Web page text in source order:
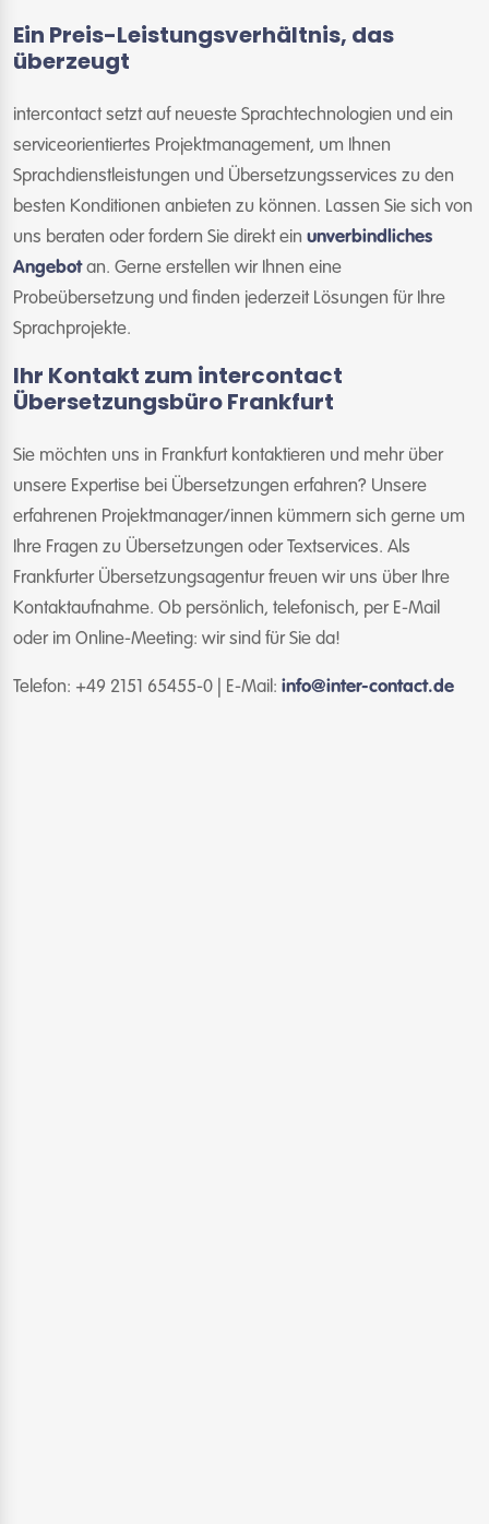
Ein Preis-Leistungsverhältnis, das
überzeugt
intercontact setzt auf neueste Sprachtechnologien und ein
serviceorientiertes Projektmanagement, um Ihnen
Sprachdienstleistungen und Übersetzungsservices zu den
besten Konditionen anbieten zu können. Lassen Sie sich von
uns beraten oder fordern Sie direkt ein unverbindliches
Angebotan. Gerne erstellen wir Ihnen eine
Probeübersetzung und finden jederzeit Lösungen für Ihre
Sprachprojekte.
Ihr Kontakt zum intercontact
Übersetzungsbüro Frankfurt
Sie möchten uns in Frankfurt kontaktieren und mehr über
unsere Expertise bei Übersetzungen erfahren? Unsere
erfahrenen Projektmanager/innen kümmern sich gerne um
Ihre Fragen zu Übersetzungen oder Textservices. Als
Frankfurter Übersetzungsagentur freuen wir uns über Ihre
Kontaktaufnahme. Ob persönlich, telefonisch, per E-Mail
oder im Online-Meeting: wir sind für Sie da!
Telefon: +49 2151 65455-0 | E-Mail: info@inter-contact.de